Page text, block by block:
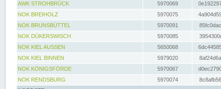
AWK STROHBRÜCK
5970069
NOK BREIHOLZ
5970075
NOK BRUNSBÜTTEL
5970091
NOK DÜKERSWISCH
5970085
NOK KIEL AUSSEN
5650068
NOK KIEL BINNEN
5979020
NOK KÖNIGSFÖRDE
5970067
NOK RENDSBURG
5970074